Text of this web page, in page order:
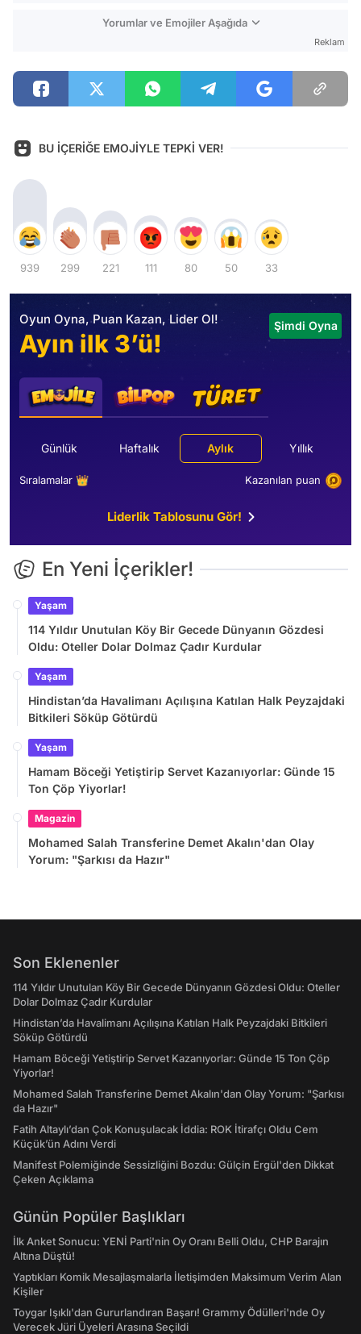
Yorumlar ve Emojiler Aşağıda
Reklam
BU İÇERİĞE EMOJİYLE TEPKİ VER!
939 299 221 111 80 50 33
Oyun Oyna, Puan Kazan, Lider Ol!
Ayın ilk 3’ü!
Şimdi Oyna
Günlük Haftalık Aylık Yıllık
Sıralamalar 👑 Kazanılan puan
Liderlik Tablosunu Gör!
En Yeni İçerikler!
Yaşam
114 Yıldır Unutulan Köy Bir Gecede Dünyanın Gözdesi
Oldu: Oteller Dolar Dolmaz Çadır Kurdular
Yaşam
Hindistan’da Havalimanı Açılışına Katılan Halk Peyzajdaki
Bitkileri Söküp Götürdü
Yaşam
Hamam Böceği Yetiştirip Servet Kazanıyorlar: Günde 15
Ton Çöp Yiyorlar!
Magazin
Mohamed Salah Transferine Demet Akalın'dan Olay
Yorum: "Şarkısı da Hazır"
Son Eklenenler
114 Yıldır Unutulan Köy Bir Gecede Dünyanın Gözdesi Oldu: Oteller
Dolar Dolmaz Çadır Kurdular
Hindistan’da Havalimanı Açılışına Katılan Halk Peyzajdaki Bitkileri
Söküp Götürdü
Hamam Böceği Yetiştirip Servet Kazanıyorlar: Günde 15 Ton Çöp
Yiyorlar!
Mohamed Salah Transferine Demet Akalın'dan Olay Yorum: "Şarkısı
da Hazır"
Fatih Altaylı’dan Çok Konuşulacak İddia: ROK İtirafçı Oldu Cem
Küçük’ün Adını Verdi
Manifest Polemiğinde Sessizliğini Bozdu: Gülçin Ergül'den Dikkat
Çeken Açıklama
Günün Popüler Başlıkları
İlk Anket Sonucu: YENİ Parti'nin Oy Oranı Belli Oldu, CHP Barajın
Altına Düştü!
Yaptıkları Komik Mesajlaşmalarla İletişimden Maksimum Verim Alan
Kişiler
Toygar Işıklı'dan Gururlandıran Başarı! Grammy Ödülleri'nde Oy
Verecek Jüri Üyeleri Arasına Seçildi